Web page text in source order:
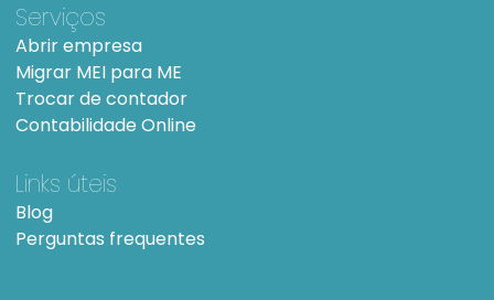
Serviços
Abrir empresa
Migrar MEI para ME
Trocar de contador
Contabilidade Online
Links úteis
Blog
Perguntas frequentes